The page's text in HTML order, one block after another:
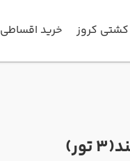
کشتی کروز خرید اقساطی
(3 تور)